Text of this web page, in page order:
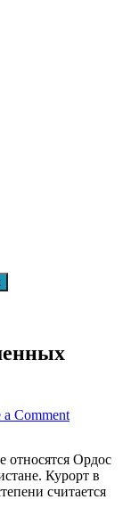
a Comment
относятся Ордос
Курорт в
считается